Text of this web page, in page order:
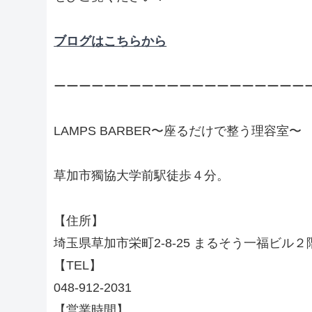
ブログはこちらから
ーーーーーーーーーーーーーーーーーーーー
LAMPS BARBER〜座るだけで整う理容室〜
草加市獨協大学前駅徒歩４分。
【住所】
埼玉県草加市栄町2-8-25 まるそう一福ビル２
【TEL】
048-912-2031